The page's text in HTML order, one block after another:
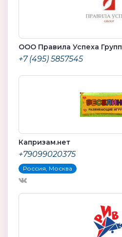
ООО Правила Успеха Групп
+7 (495) 5857545
Капризам.нет
+79099020375
Россия, Москва